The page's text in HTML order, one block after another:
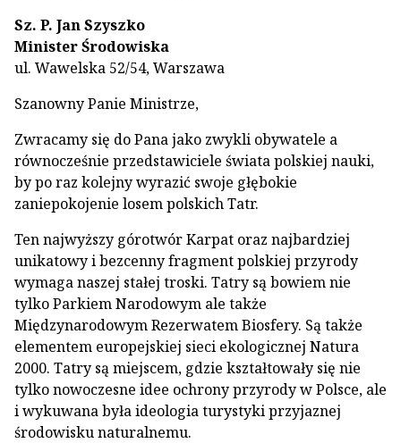
Sz. P. Jan Szyszko
Minister Środowiska
ul. Wawelska 52/54, Warszawa
Szanowny Panie Ministrze,
Zwracamy się do Pana jako zwykli obywatele a
równocześnie przedstawiciele świata polskiej nauki,
by po raz kolejny wyrazić swoje głębokie
zaniepokojenie losem polskich Tatr.
Ten najwyższy górotwór Karpat oraz najbardziej
unikatowy i bezcenny fragment polskiej przyrody
wymaga naszej stałej troski. Tatry są bowiem nie
tylko Parkiem Narodowym ale także
Międzynarodowym Rezerwatem Biosfery. Są także
elementem europejskiej sieci ekologicznej Natura
2000. Tatry są miejscem, gdzie kształtowały się nie
tylko nowoczesne idee ochrony przyrody w Polsce, ale
i wykuwana była ideologia turystyki przyjaznej
środowisku naturalnemu.